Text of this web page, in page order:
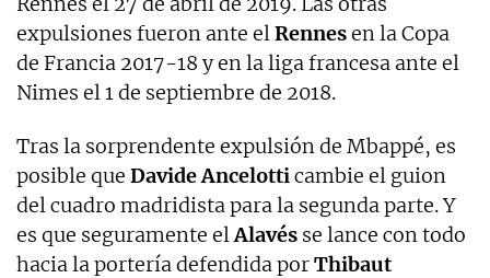
expulsiones fueron ante elRennesen la Copa
de Francia 2017-18 y en la liga francesa ante el
Nimes el 1 de septiembre de 2018.
Tras la sorprendente expulsión de Mbappé, es
posible que Davide Ancelotticambie el guion
del cuadro madridista para la segunda parte. Y
es que seguramente elAlavés se lance con todo
hacia la portería defendida porThibaut